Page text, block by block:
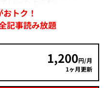
トク！
記事読み放題
1,200円/月
1ヶ月更新